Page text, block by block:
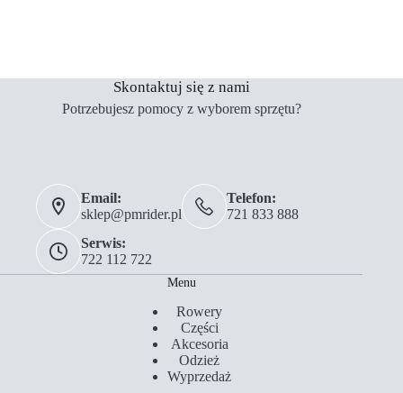
Skontaktuj się z nami
Potrzebujesz pomocy z wyborem sprzętu?
Email:
sklep@pmrider.pl
Telefon:
721 833 888
Serwis:
722 112 722
Menu
Rowery
Części
Akcesoria
Odzież
Wyprzedaż